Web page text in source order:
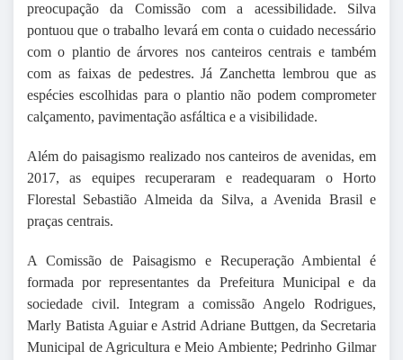
preocupação da Comissão com a acessibilidade. Silva
pontuou que o trabalho levará em conta o cuidado necessário
com o plantio de árvores nos canteiros centrais e também
com as faixas de pedestres. Já Zanchetta lembrou que as
espécies escolhidas para o plantio não podem comprometer
calçamento, pavimentação asfáltica e a visibilidade.
Além do paisagismo realizado nos canteiros de avenidas, em
2017, as equipes recuperaram e readequaram o Horto
Florestal Sebastião Almeida da Silva, a Avenida Brasil e
praças centrais.
A Comissão de Paisagismo e Recuperação Ambiental é
formada por representantes da Prefeitura Municipal e da
sociedade civil. Integram a comissão Angelo Rodrigues,
Marly Batista Aguiar e Astrid Adriane Buttgen, da Secretaria
Municipal de Agricultura e Meio Ambiente; Pedrinho Gilmar